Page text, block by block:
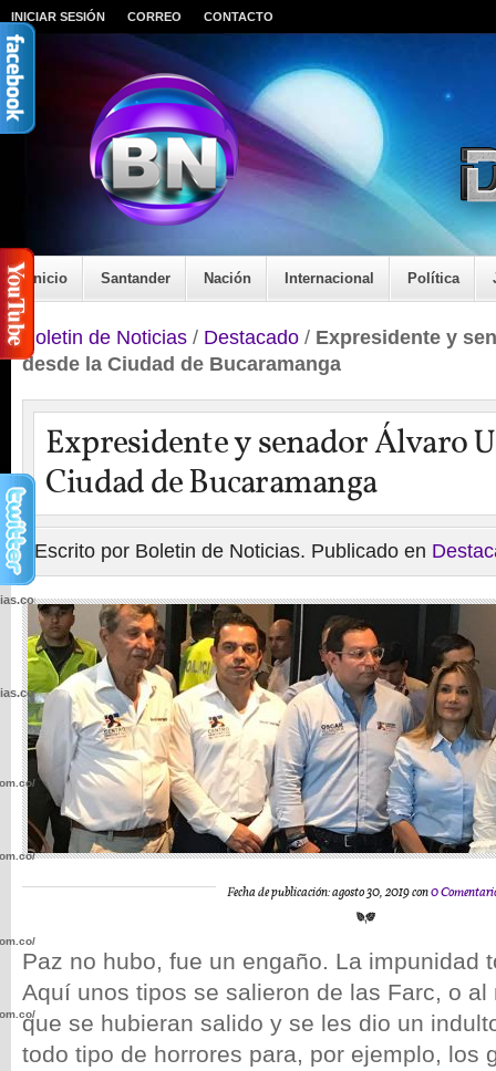
INICIAR SESIÓN CORREO CONTACTO
Inicio Santander Nación Internacional Política
Boletin de Noticias / Destacado / Expresidente y
desde la Ciudad de Bucaramanga
Expresidente y senador Álvaro
Ciudad de Bucaramanga
Escrito por Boletin de Noticias. Publicado en
Fecha de publicación: agosto 30, 2019 con0
Paz no hubo, fue un engaño. La impunidad
Aquí unos tipos se salieron de las Farc, o al
que se hubieran salido y se les dio un
todo tipo de horrores para, por ejemplo, los
wp-
wp-
wp-
wp-
wp-
wp-